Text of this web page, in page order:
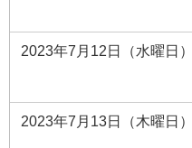
2023年7月12日（水曜日）
2023年7月13日（木曜日）